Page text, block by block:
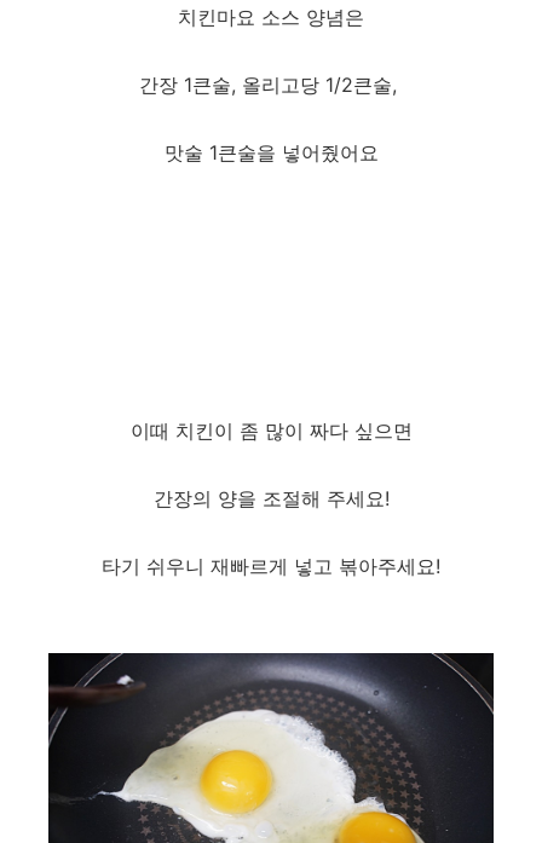
치킨마요 소스 양념은
간장 1큰술, 올리고당 1/2큰술,
맛술 1큰술을 넣어줬어요
이때 치킨이 좀 많이 짜다 싶으면
간장의 양을 조절해 주세요!
타기 쉬우니 재빠르게 넣고 볶아주세요!